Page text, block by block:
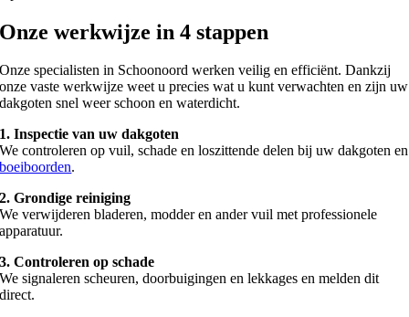
Onze werkwijze in 4 stappen
Onze specialisten in Schoonoord werken veilig en efficiënt. Dankzij
onze vaste werkwijze weet u precies wat u kunt verwachten en zijn uw
dakgoten snel weer schoon en waterdicht.
1. Inspectie van uw dakgoten
We controleren op vuil, schade en loszittende delen bij uw dakgoten en
boeiboorden.
2. Grondige reiniging
We verwijderen bladeren, modder en ander vuil met professionele
apparatuur.
3. Controleren op schade
We signaleren scheuren, doorbuigingen en lekkages en melden dit
direct.